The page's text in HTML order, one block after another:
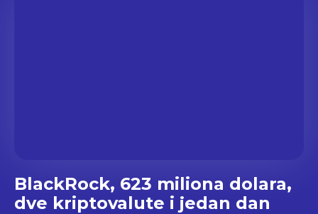
BlackRock, 623 miliona dolara,
dve kriptovalute i jedan dan